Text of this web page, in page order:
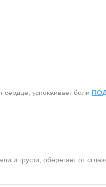
успокаивает боли
и грусти, оберегает от